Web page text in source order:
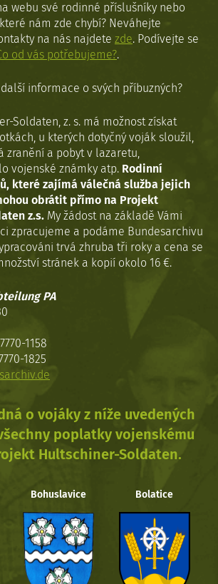
webu své rodinné příslušníky nebo
nám zde chybí? Neváhejte
na nás najdete zde. Podívejte se
od vás potřebujeme?.
informace o svých příbuzných?
Soldaten, z. s. má možnost získat
u kterých dotyčný voják sloužil,
zranění a pobyt v lazaretu,
vojenské známky atp. Rodinní
které zajímá válečná služba jejich
obrátit přímo na Projekt
z.s. My žádost na základě Vámi
zpracujeme a podáme Bundesarchivu
trvá zhruba tři roky a cena se
stránek a kopií okolo 16 €.
PA
1158
1825
o vojáky z níže uvedených
poplatky vojenskému
Hultschiner-Soldaten.
Bohuslavice Bolatice